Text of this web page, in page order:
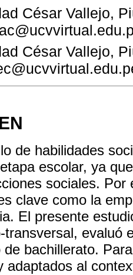
César Vallejo,
César Vallejo,
de habilidades
escolar, ya
sociales.
clave como la
El presente
transversal, evaluó
de bachillerato.
adaptados al